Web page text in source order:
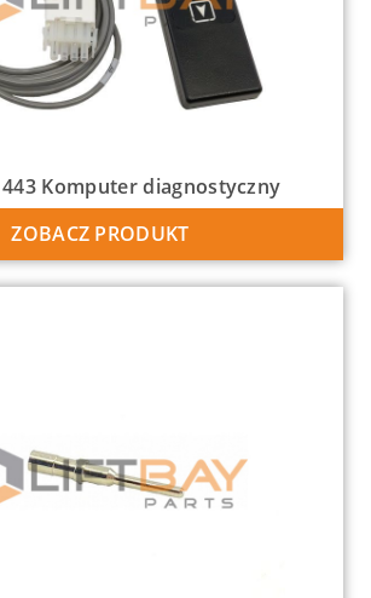
Komputer diagnostyczny
ZOBACZ PRODUKT